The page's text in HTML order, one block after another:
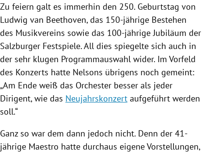
Zu feiern galt es immerhin den 250. Geburtstag von
Ludwig van Beethoven, das 150-jährige Bestehen
des Musikvereins sowie das 100-jährige Jubiläum der
Salzburger Festspiele. All dies spiegelte sich auch in
der sehr klugen Programmauswahl wider. Im Vorfeld
des Konzerts hatte Nelsons übrigens noch gemeint:
„Am Ende weiß das Orchester besser als jeder
Dirigent, wie das Neujahrskonzert aufgeführt werden
soll.“
Ganz so war dem dann jedoch nicht. Denn der 41-
jährige Maestro hatte durchaus eigene Vorstellungen,